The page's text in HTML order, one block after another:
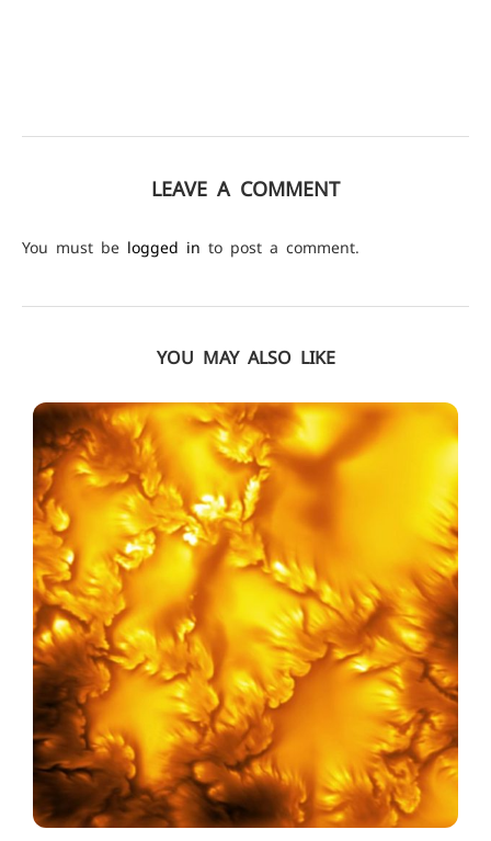
LEAVE A COMMENT
You must be logged in to post a comment.
YOU MAY ALSO LIKE